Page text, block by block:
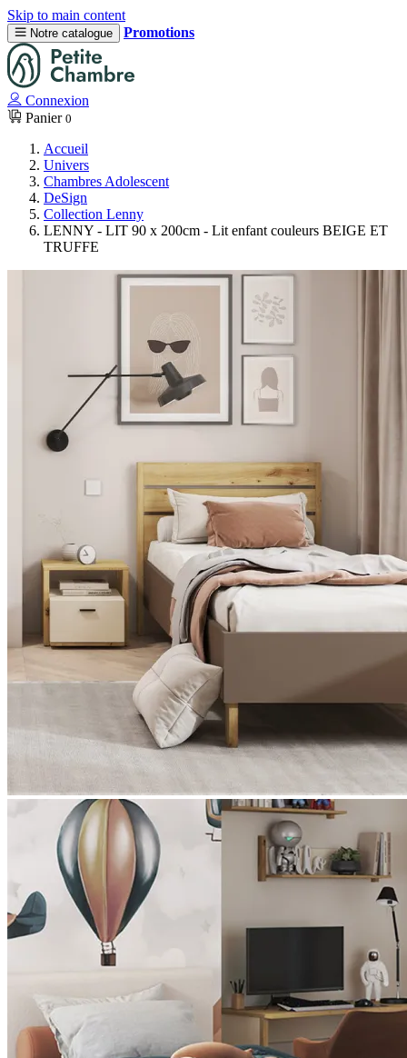
Skip to main content
Notre catalogue Promotions
Connexion
Panier 0
Accueil
Univers
Chambres Adolescent
DeSign
Collection Lenny
LENNY - LIT 90 x 200cm - Lit enfant couleurs BEIGE ET
TRUFFE